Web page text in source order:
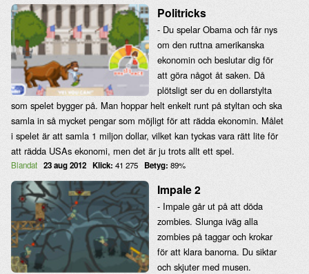
Politricks
- Du spelar Obama och får nys
om den ruttna amerikanska
ekonomin och beslutar dig för
att göra något åt saken. Då
plötsligt ser du en dollarstylta
som spelet bygger på. Man hoppar helt enkelt runt på styltan och ska
samla in så mycket pengar som möjligt för att rädda ekonomin. Målet
i spelet är att samla 1 miljon dollar, vilket kan tyckas vara rätt lite för
att rädda USAs ekonomi, men det är ju trots allt ett spel.
Blandat 23 aug 2012 Klick: 41 275 Betyg: 89%
Impale 2
- Impale går ut på att döda
zombies. Slunga iväg alla
zombies på taggar och krokar
för att klara banorna. Du siktar
och skjuter med musen.